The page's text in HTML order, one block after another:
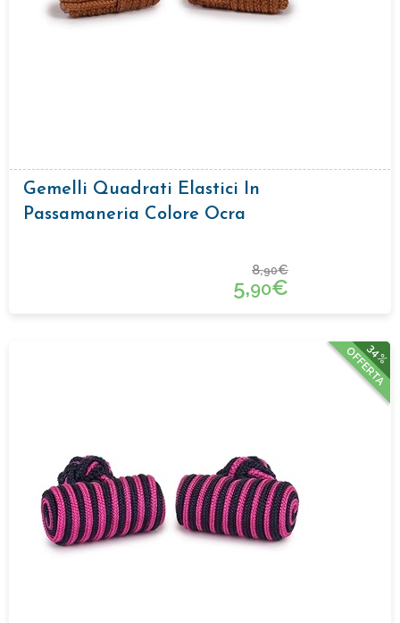
Gemelli Quadrati Elastici In
Passamaneria Colore Ocra
8,90€
5,90€
34%
OFFERTA